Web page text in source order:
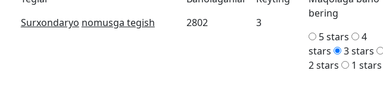
Surxondaryo nomusga tegish
2802
3
bering
5 stars
4
stars
3 stars
2 stars
1 stars